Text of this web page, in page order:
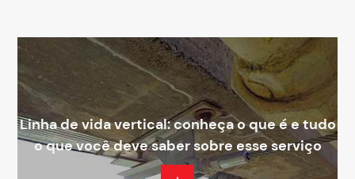
Linha de vida vertical: conheça o que é e tudo
o que você deve saber sobre esse serviço